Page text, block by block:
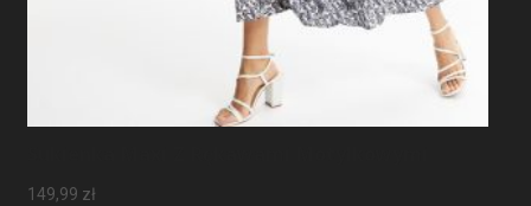
149,99 zł